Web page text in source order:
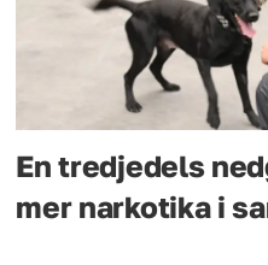
En tredjedels
mer narkotika i